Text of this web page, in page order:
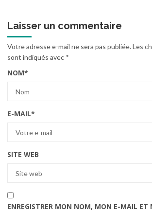
Laisser un commentaire
Votre adresse e-mail ne sera pas publiée.Les
sont indiqués avec *
NOM*
E-MAIL*
SITE WEB
ENREGISTRER MON NOM, MON E-MAIL ET